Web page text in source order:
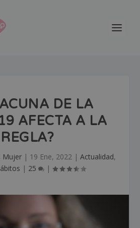
DE LA
AFECTA A LA
REGLA?
Mujer | 19 Ene, 2022 | Actualidad,
| 25 |